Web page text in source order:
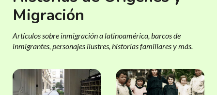
Migración
Artículos sobre inmigración a latinoamérica, barcos de
inmigrantes, personajes ilustres, historias familiares y más.